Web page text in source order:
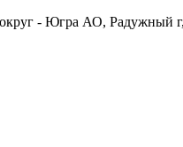
- Югра АО, Радужный